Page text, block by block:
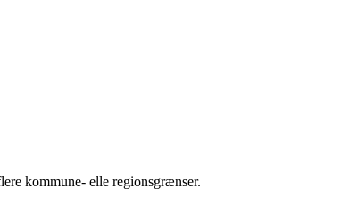
kommune- elle regionsgrænser.